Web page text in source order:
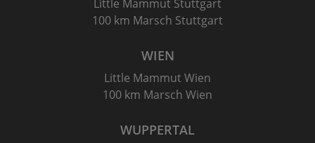
Little Mammut Stuttgart
100 km Marsch Stuttgart
WIEN
Little Mammut Wien
100 km Marsch Wien
WUPPERTAL